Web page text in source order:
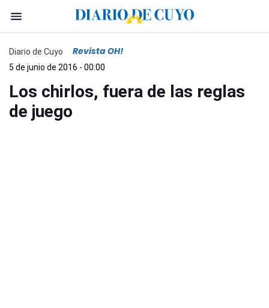
Diario de Cuyo Revista OH!
5 de junio de 2016 - 00:00
Los chirlos, fuera de las reglas
de juego